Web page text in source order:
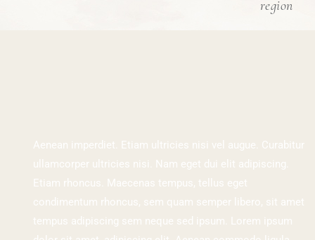
region
Aenean imperdiet. Etiam ultricies nisi vel augue. Curabitur
ullamcorper ultricies nisi. Nam eget dui elit adipiscing.
Etiam rhoncus. Maecenas tempus, tellus eget
condimentum rhoncus, sem quam semper libero, sit amet
tempus adipiscing sem neque sed ipsum. Lorem ipsum